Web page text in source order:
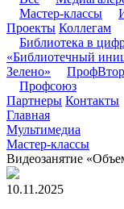
Мастер-классы
Проекты Коллегам
Библиотека в
«Библиотечный
Зелено»
Профсоюз
Партнеры Контакты
Главная
Мультимедиа
Мастер-классы
Видеозанятие
10.11.2025